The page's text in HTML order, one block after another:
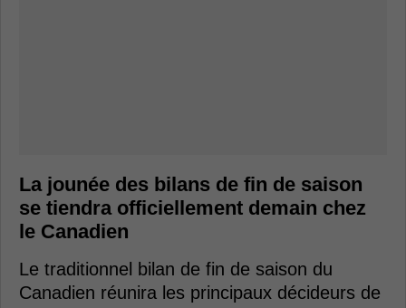
La jounée des bilans de fin de saison
se tiendra officiellement demain chez
le Canadien
Le traditionnel bilan de fin de saison du
Canadien réunira les principaux décideurs de